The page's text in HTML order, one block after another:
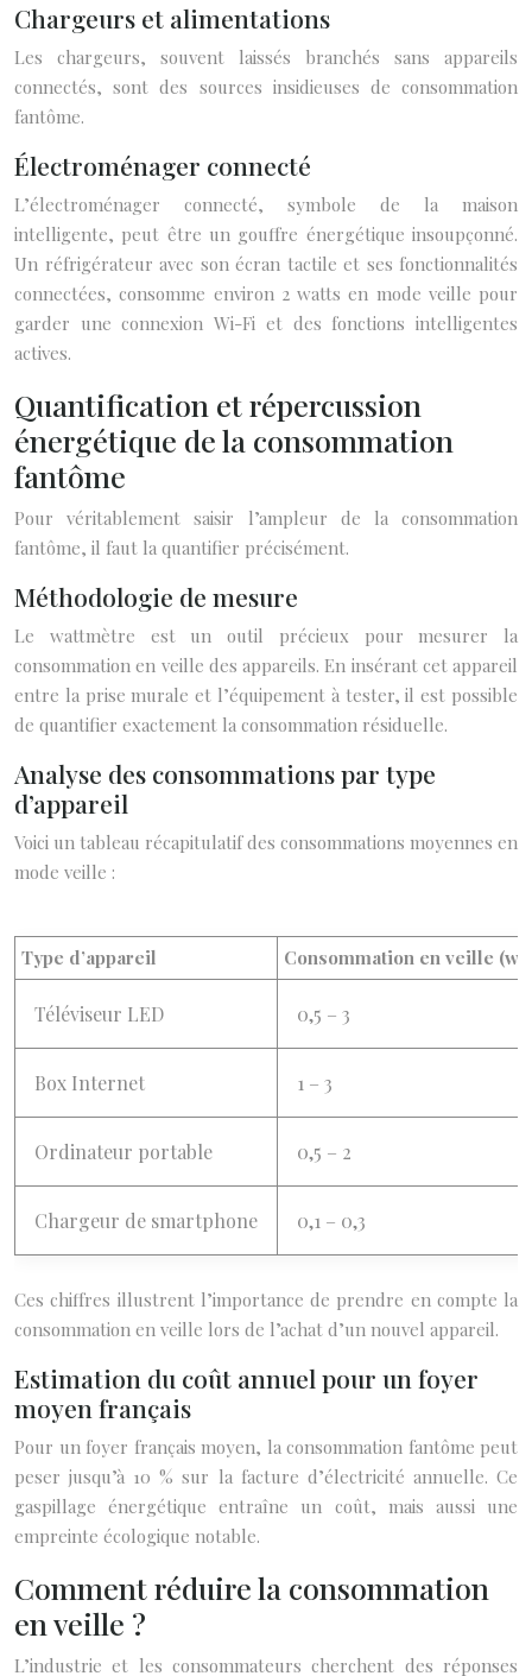
Chargeurs et alimentations
Les chargeurs, souvent laissés branchés sans appareils
connectés, sont des sources insidieuses de consommation
fantôme.
Électroménager connecté
L’électroménager connecté, symbole de la maison
intelligente, peut être un gouffre énergétique insoupçonné.
Un réfrigérateur avec son écran tactile et ses fonctionnalités
connectées, consomme environ 2 watts en mode veille pour
garder une connexion Wi-Fi et des fonctions intelligentes
actives.
Quantification et répercussion
énergétique de la consommation
fantôme
Pour véritablement saisir l’ampleur de la consommation
fantôme, il faut la quantifier précisément.
Méthodologie de mesure
Le wattmètre est un outil précieux pour mesurer la
consommation en veille des appareils. En insérant cet appareil
entre la prise murale et l’équipement à tester, il est possible
de quantifier exactement la consommation résiduelle.
Analyse des consommations par type
d’appareil
Voici un tableau récapitulatif des consommations moyennes en
mode veille :
Type d’appareil Consommation en veille
Téléviseur LED 0,5 – 3
Box Internet 1 – 3
Ordinateur portable 0,5 – 2
Chargeur de smartphone 0,1 – 0,3
Ces chiffres illustrent l’importance de prendre en compte la
consommation en veille lors de l’achat d’un nouvel appareil.
Estimation du coût annuel pour un foyer
moyen français
Pour un foyer français moyen, la consommation fantôme peut
peser jusqu’à 10 % sur la facture d’électricité annuelle. Ce
gaspillage énergétique entraîne un coût, mais aussi une
empreinte écologique notable.
Comment réduire la consommation
en veille ?
L’industrie et les consommateurs cherchent des réponses